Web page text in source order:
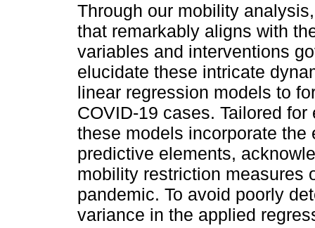
Through our mobility
that remarkably aligns with
variables and interventions
elucidate these intricate
linear regression models to
COVID-19 cases. Tailored
these models incorporate
predictive elements,
mobility restriction measures
pandemic. To avoid poorly
variance in the applied